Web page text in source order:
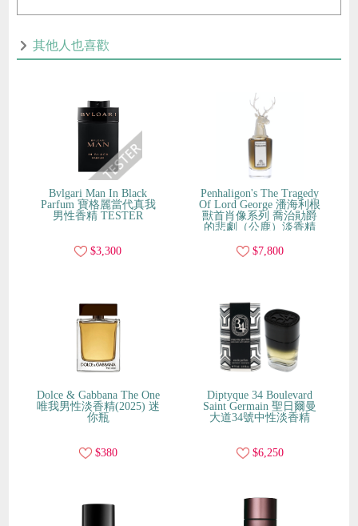
其他人也喜歡
Bvlgari Man In Black
Parfum 寶格麗當代真我
男性香精 TESTER
$3,300
Penhaligon's The Tragedy
Of Lord George 潘海利根
獸首肖像系列 喬治勛爵
的悲劇（公鹿）淡香精
$7,800
Dolce & Gabbana The One
唯我男性淡香精(2025) 迷
你瓶
$380
Diptyque 34 Boulevard
Saint Germain 聖日爾曼
大道34號中性淡香精
$6,250